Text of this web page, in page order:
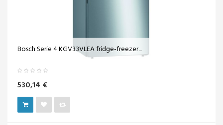
Bosch Serie 4 KGV33VLEA fridge-freezer...
530,14 €